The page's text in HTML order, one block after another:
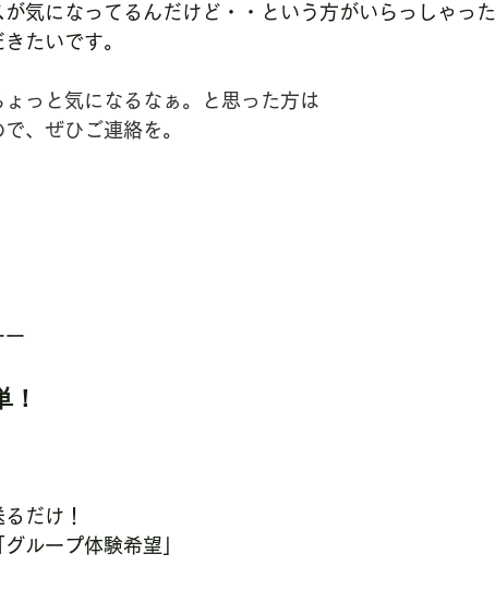
気になってるんだけど・・という方がいらっしゃった
たいです。
っと気になるなぁ。と思った方は
、ぜひご連絡を。
ー
だけ！
ループ体験希望」